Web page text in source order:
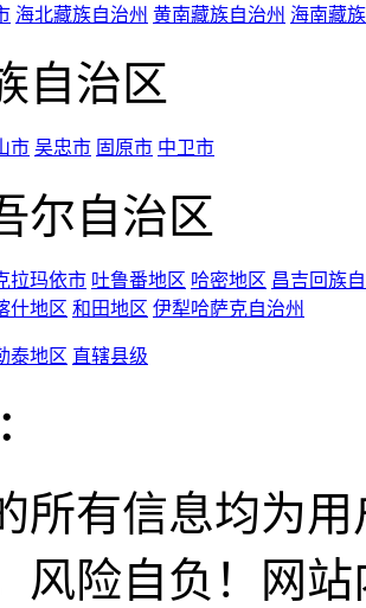
海北藏族自治州 黄南藏族自治州 海南藏
自治区
市 吴忠市 固原市 中卫市
尔自治区
拉玛依市 吐鲁番地区 哈密地区 昌吉回族
什地区 和田地区 伊犁哈萨克自治州
泰地区 直辖县级
所有信息均为
风险自负！网